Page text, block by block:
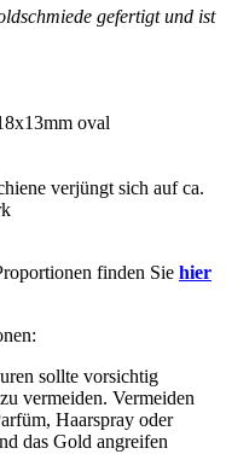
gefertigt und ist
oval
verjüngt sich auf ca.
finden Sie hier
sollte vorsichtig
vermeiden. Vermeiden
Haarspray oder
das Gold angreifen